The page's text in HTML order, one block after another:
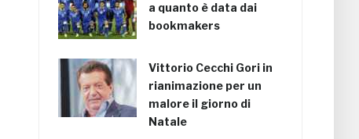
a quanto è data dai
bookmakers
Vittorio Cecchi Gori in
rianimazione per un
malore il giorno di
Natale